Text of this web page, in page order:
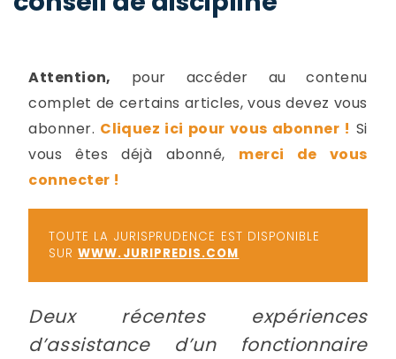
Attention, pour accéder au contenu
complet de certains articles, vous devez vous
abonner. Cliquez ici pour vous abonner ! Si
vous êtes déjà abonné, merci de vous
connecter !
TOUTE LA JURISPRUDENCE EST DISPONIBLE
SURWWW.JURIPREDIS.COM
Deux récentes expériences
d’assistance d’un fonctionnaire